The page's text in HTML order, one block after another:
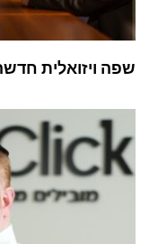
שפה ויזואלית